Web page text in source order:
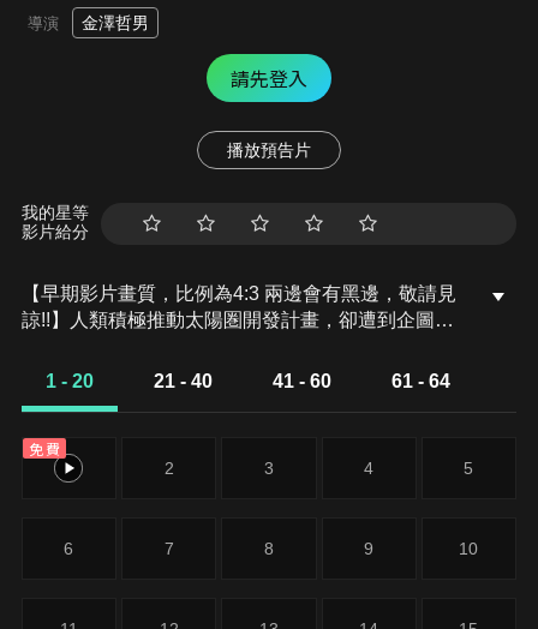
導演 金澤哲男
請先登入
播放預告片
我的星等
影片給分
【早期影片畫質，比例為4:3 兩邊會有黑邊，敬請見
諒!!】人類積極推動太陽圏開發計畫，卻遭到企圖征
的地球防衛軍成員明神武，因吉森星的入侵而得知自
王」，迎戰來自吉森星的侵略者。然而，這場戰役卻
成為他與親哥哥馬克悲劇性對決的開端……。
1 - 20 21 - 40 41 - 60 61 - 64
免費
1 2 3 4 5
6 7 8 9 10